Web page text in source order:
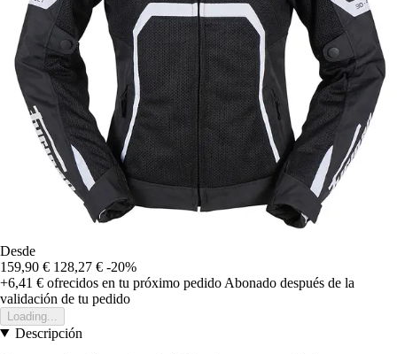
Desde
159,90 € 128,27 € -20%
+6,41 € ofrecidos en tu próximo pedido Abonado después de la
validación de tu pedido
Loading...
Descripción